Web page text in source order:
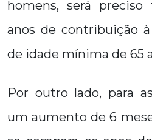
homens, será
anos de contribuição
de idade mínima de 65
Por outro lado, para
um aumento de 6